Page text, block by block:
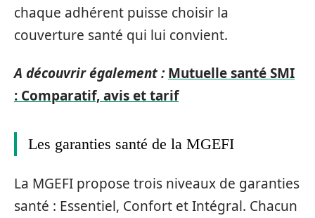
chaque adhérent puisse choisir la
couverture santé qui lui convient.
A découvrir également : Mutuelle santé SMI
: Comparatif, avis et tarif
Les garanties santé de la MGEFI
La MGEFI propose trois niveaux de garanties
santé : Essentiel, Confort et Intégral. Chacun